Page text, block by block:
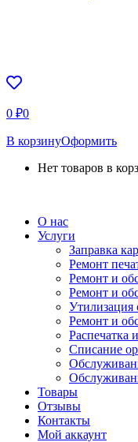
0 ₽0
В корзинуОформить
Нет товаров в
О нас
Услуги
Заправка
Ремонт
Ремонт и
Ремонт и
Утилизация
Ремонт и
Распечатка
Списание
Товары
Отзывы
Контакты
Мой аккаунт